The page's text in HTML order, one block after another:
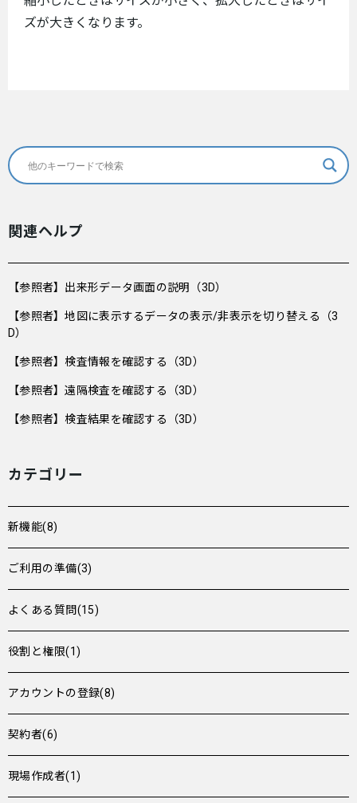
ズが大きくなります。
関連ヘルプ
【参照者】出来形データ画面の説明（3D）
【参照者】地図に表示するデータの表示/非表示を切り替える（3
D）
【参照者】検査情報を確認する（3D）
【参照者】遠隔検査を確認する（3D）
【参照者】検査結果を確認する（3D）
カテゴリー
新機能(8)
ご利用の準備(3)
よくある質問(15)
役割と権限(1)
アカウントの登録(8)
契約者(6)
現場作成者(1)